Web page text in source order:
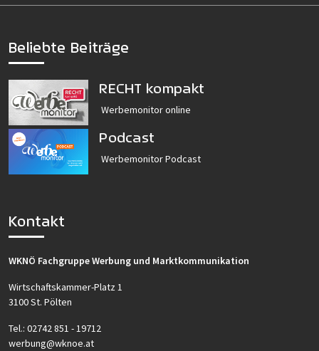
Beliebte Beiträge
RECHT kompakt
Werbemonitor online
Podcast
Werbemonitor Podcast
Kontakt
WKNÖ Fachgruppe Werbung und Marktkommunikation
Wirtschaftskammer-Platz 1
3100 St. Pölten
Tel.: 02742 851 - 19712
werbung@wknoe.at